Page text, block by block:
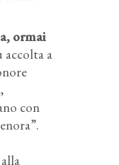
ormai
accolta a
con